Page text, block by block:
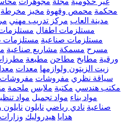
محكمة محمص وقهوة مخبز مخرطة
مدينة العاب مركز تدريب مهني
مستلزمات اطفال مستلزمات
مستلزمات صناعية مستلزمات
مسرح مسمكة مشاريع صناعية
ورقية مطابخ مطاحن مطبعة
زيت الزيتون ولوازمها معدات
سياقة نظري مفروشات مفروشات
مكتب هندسي مكتبة ملابس ملحمة
مواد بناء مواد تجميل مواد
صناعية نادي رياضي نايلون نايلون
هدايا هيدروليك